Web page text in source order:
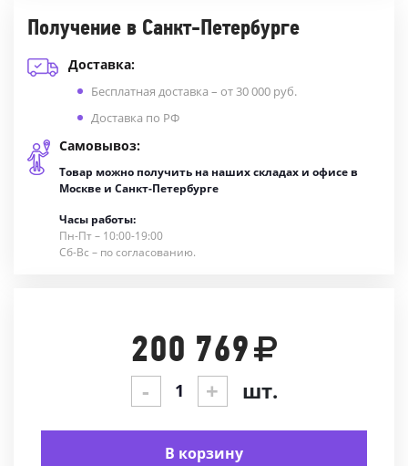
Получение в Санкт-Петербурге
Доставка:
Бесплатная доставка – от 30 000 руб.
Доставка по РФ
Самовывоз:
Товар можно получить на наших складах и офисе в
Москве и Санкт-Петербурге
Часы работы:
Пн-Пт – 10:00-19:00
Сб-Вс – по согласованию.
200 769
- + шт.
В корзину